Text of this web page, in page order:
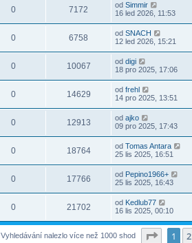
0 7172 od Simmir
16 led 2026, 11:53
0 6758 od SNACH
12 led 2026, 15:21
0 10067 od digi
18 pro 2025, 17:06
0 14629 od frehl
14 pro 2025, 13:51
0 12913 od ajko
09 pro 2025, 17:43
0 18764 od Tomas Antara
25 lis 2025, 16:51
0 17766 od Pepino1966+
25 lis 2025, 16:43
0 21702 od Kedlub77
16 lis 2025, 00:10
Vyhledávání nalezlo více než 1000 shod Stránka
1 2